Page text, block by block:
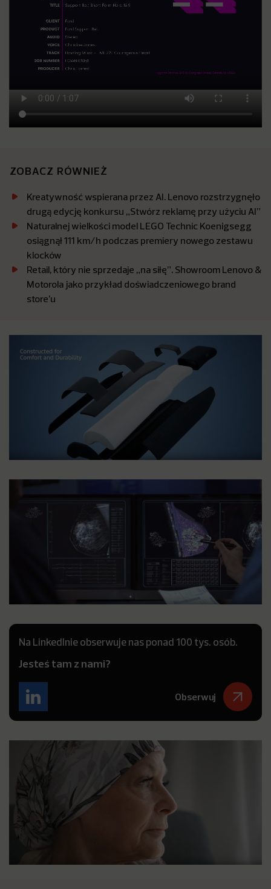
ZOBACZ RÓWNIEŻ
Kreatywność wspierana przez AI. Lenovo rozstrzygnęło
drugą edycję konkursu „Stwórz reklamę przy użyciu AI”
Naturalnej wielkości model LEGO Technic Koenigsegg
osiągnął 111 km/h podczas premiery nowego zestawu
klocków
Retail, który nie sprzedaje „na siłę”. Showroom Lenovo &
Motorola jako przykład doświadczeniowego brand
store’u
Na LinkedInie obserwuje nas ponad 100 tys. osób.
Jesteś tam z nami?
Obserwuj